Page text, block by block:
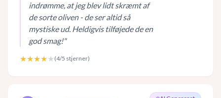
indrømme, at jeg blev lidt skræmt af
de sorte oliven - de ser altid så
mystiske ud. Heldigvis tilføjede de en
god smag!"
★★★★★ (4/5 stjerner)